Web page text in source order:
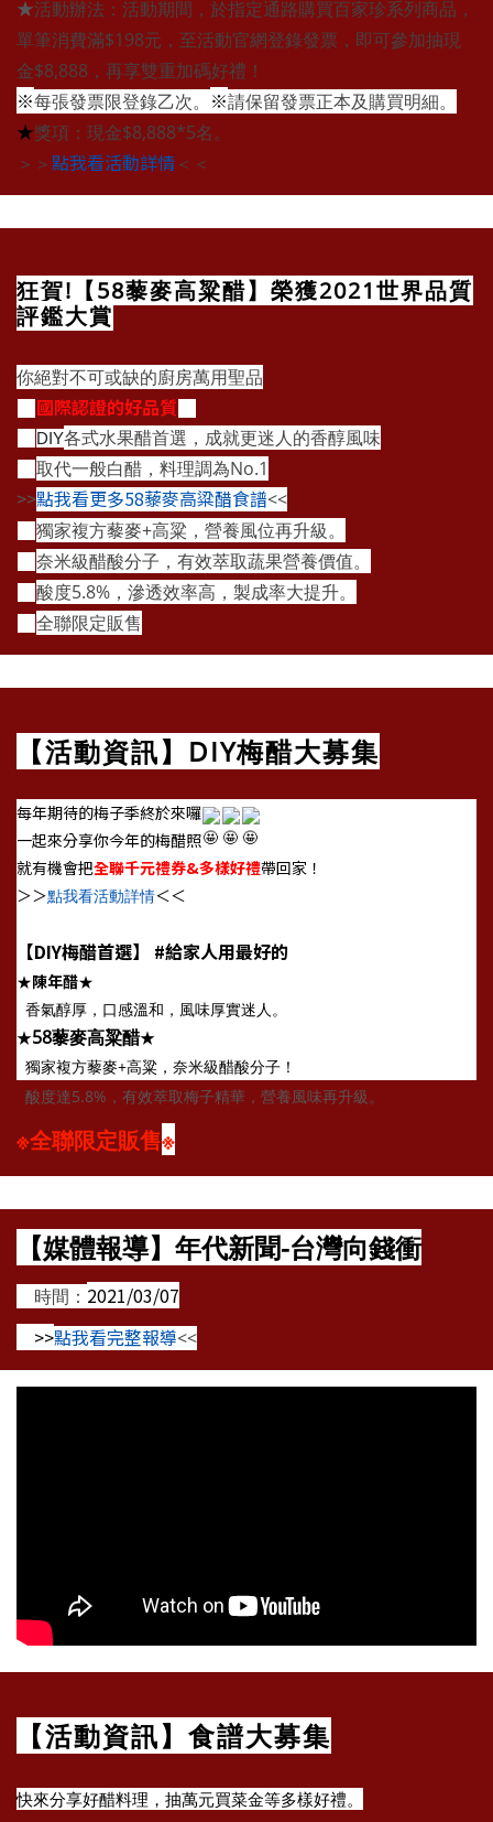
★活動辦法：活動期間，於指定通路購買百家珍系列商品，
單筆消費滿$198元，至活動官網登錄發票，即可參加抽現
金$8,888，再享雙重加碼好禮！
※每張發票限登錄乙次。 ※請保留發票正本及購買明細。
★獎項 ：現金$8,888*5名。
＞＞點我看活動詳情＜＜
狂賀!【58藜麥高粱醋】榮獲2021世界品質
評鑑大賞
你絕對不可或缺的廚房萬用聖品
🏆國際認證的好品質🏆
👍DIY各式水果醋首選，成就更迷人的香醇風味
👍取代一般白醋，料理調為No.1
>>點我看更多58藜麥高粱醋食譜<<
✅獨家複方藜麥+高粱，營養風位再升級。
✅奈米級醋酸分子，有效萃取蔬果營養價值。
✅酸度5.8%，滲透效率高，製成率大提升。
🛒全聯限定販售
【活動資訊】DIY梅醋大募集
每年期待的梅子季終於來囉
一起來分享你今年的梅醋照
就有機會把全聯千元禮券&多樣好禮帶回家！
＞＞點我看活動詳情＜＜
【DIY梅醋首選】 #給家人用最好的
★陳年醋★
香氣醇厚，口感溫和，風味厚實迷人。
★58藜麥高粱醋★
獨家複方藜麥+高粱，奈米級醋酸分子！
酸度達5.8%，有效萃取梅子精華，營養風味再升級。
※全聯限定販售※
【媒體報導】年代新聞-台灣向錢衝
時間： 2021/03/07
>>點我看完整報導<<
【活動資訊】食譜大募集
快來分享好醋料理，抽萬元買菜金等多樣好禮。